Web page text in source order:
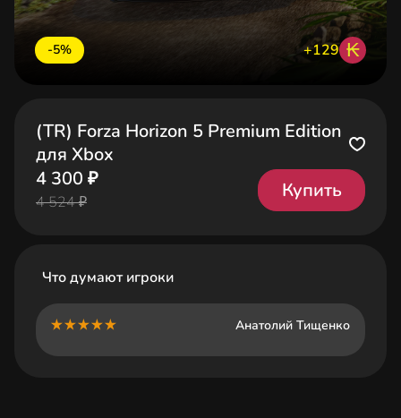
-5% +129 ₭
(TR) Forza Horizon 5 Premium Edition
для Xbox
4 300 ₽
4 524 ₽
Купить
Что думают игроки
Анатолий Тищенко